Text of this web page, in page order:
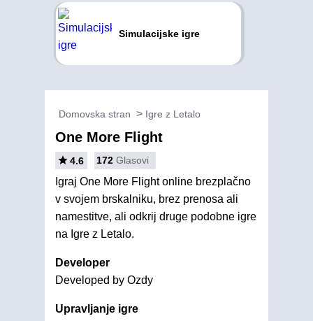
Simulacijske igre
Domovska stran Igre z Letalo
One More Flight
4.6 172 Glasovi
Igraj One More Flight online brezplačno
v svojem brskalniku, brez prenosa ali
namestitve, ali odkrij druge podobne igre
na Igre z Letalo.
Developer
Developed by Ozdy
Upravljanje igre